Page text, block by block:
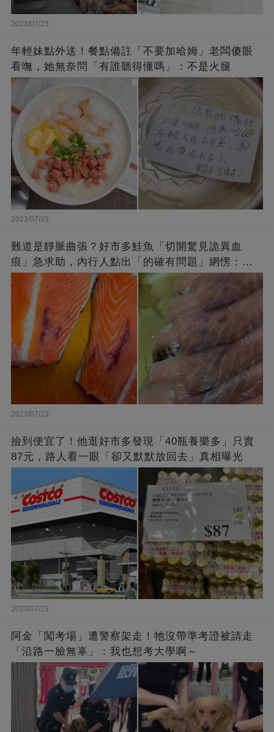
2023/07/23
年輕妹點外送！餐點備註「不要加哈姆」老闆傻眼
看嘸，她無奈問「有誰聽得懂嗎」：不是火腿
2023/07/23
難道是靜脈曲張？好市多鮭魚「切開驚見詭異血
痕」急求助，內行人點出「的確有問題」網愣：不
退貨照吃
2023/07/23
撿到便宜了！他逛好市多發現「40瓶養樂多」只賣
87元，路人看一眼「卻又默默放回去」真相曝光
2023/07/23
阿金「闖考場」遭警察架走！牠沒帶準考證被請走
「沿路一臉無辜」：我也想考大學啊～